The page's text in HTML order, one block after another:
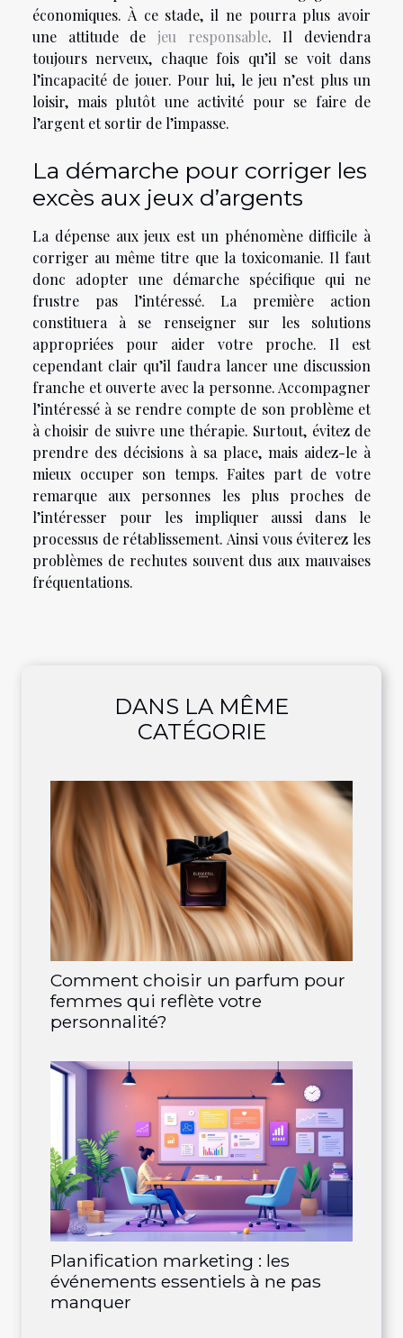
économiques. À ce stade, il ne pourra plus avoir
une attitude de jeu responsable. Il deviendra
toujours nerveux, chaque fois qu’il se voit dans
l’incapacité de jouer. Pour lui, le jeu n’est plus un
loisir, mais plutôt une activité pour se faire de
l’argent et sortir de l’impasse.
La démarche pour corriger les
excès aux jeux d’argents
La dépense aux jeux est un phénomène difficile à
corriger au même titre que la toxicomanie. Il faut
donc adopter une démarche spécifique qui ne
frustre pas l’intéressé. La première action
constituera à se renseigner sur les solutions
appropriées pour aider votre proche. Il est
cependant clair qu’il faudra lancer une discussion
franche et ouverte avec la personne. Accompagner
l’intéressé à se rendre compte de son problème et
à choisir de suivre une thérapie. Surtout, évitez de
prendre des décisions à sa place, mais aidez-le à
mieux occuper son temps. Faites part de votre
remarque aux personnes les plus proches de
l’intéresser pour les impliquer aussi dans le
processus de rétablissement. Ainsi vous éviterez les
problèmes de rechutes souvent dus aux mauvaises
fréquentations.
DANS LA MÊME
CATÉGORIE
Comment choisir un parfum pour
femmes qui reflète votre
personnalité?
Planification marketing : les
événements essentiels à ne pas
manquer